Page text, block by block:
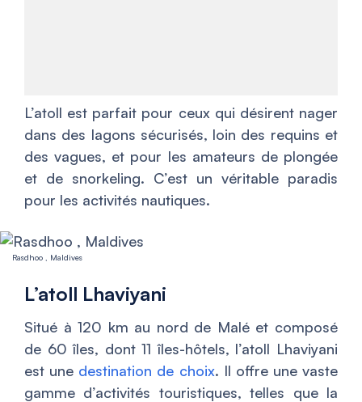
L’atoll est parfait pour ceux qui désirent nager
dans des lagons sécurisés, loin des requins et
des vagues, et pour les amateurs de plongée
et de snorkeling. C’est un véritable paradis
pour les activités nautiques.
Rasdhoo , Maldives
L’atoll Lhaviyani
Situé à 120 km au nord de Malé et composé
de 60 îles, dont 11 îles-hôtels, l’atoll Lhaviyani
est une destination de choix. Il offre une vaste
gamme d’activités touristiques, telles que la